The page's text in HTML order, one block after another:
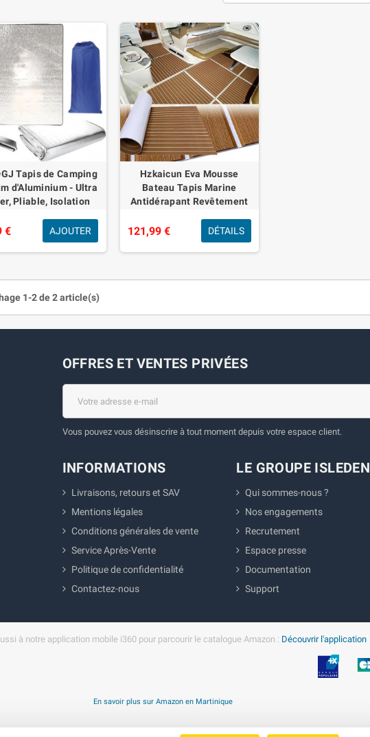
Tapis de Camping
d'Aluminium - Ultra
Pliable, Isolation
pour Tente 200 × 2
€ AJOUTER
Hzkaicun Eva Mousse
Bateau Tapis Marine
Antidérapant Revêtement
Auto-Adhésif Synthétique
Teck Pont pour Y
121,99 € DÉTAILS
1-2 de 2 article(s)
OFFRES ET VENTES PRIVÉES
Vous pouvez vous désinscrire à tout moment depuis votre espace client.
INFORMATIONS
Livraisons, retours et SAV
Mentions légales
Conditions générales de vente
Service Après-Vente
Politique de confidentialité
Contactez-nous
LE GROUPE ISLEDEN
Qui sommes-nous ?
Nos engagements
Recrutement
Espace presse
Documentation
Support
à notre application mobile i360 pour parcourir le catalogue Amazon : Découvrir l'application
En savoir plus sur Amazon en Martinique